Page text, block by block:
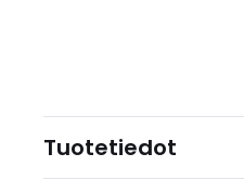
Tuotetiedot